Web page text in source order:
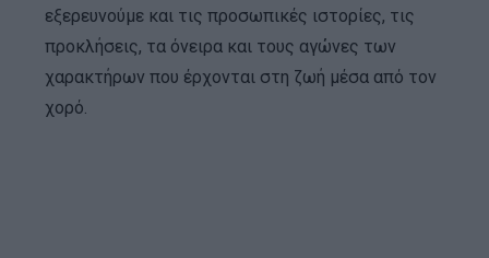
εξερευνούμε και τις προσωπικές ιστορίες, τις
προκλήσεις, τα όνειρα και τους αγώνες των
χαρακτήρων που έρχονται στη ζωή μέσα από τον
χορό.